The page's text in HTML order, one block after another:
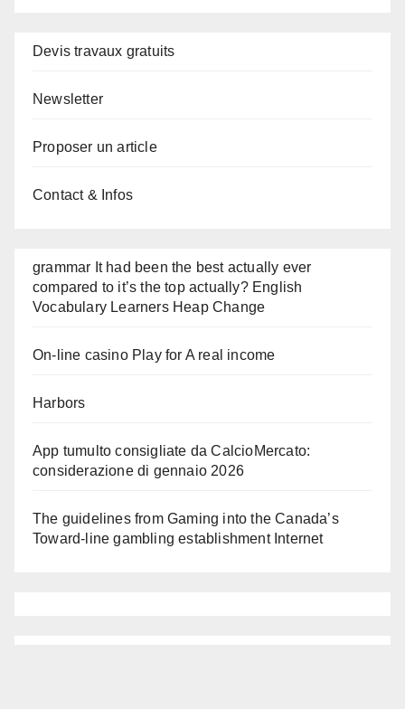
Devis travaux gratuits
Newsletter
Proposer un article
Contact & Infos
grammar It had been the best actually ever
compared to it’s the top actually? English
Vocabulary Learners Heap Change
On-line casino Play for A real income
Harbors
App tumulto consigliate da CalcioMercato:
considerazione di gennaio 2026
The guidelines from Gaming into the Canada’s
Toward-line gambling establishment Internet